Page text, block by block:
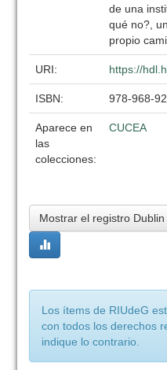
de una
qué no?,
propio
URI: https://
ISBN: 978-968-
Aparece en
las
colecciones:
CUCEA
Mostrar el registro
Los ítems de RIUdeG
con todos los derechos
indique lo contrario.